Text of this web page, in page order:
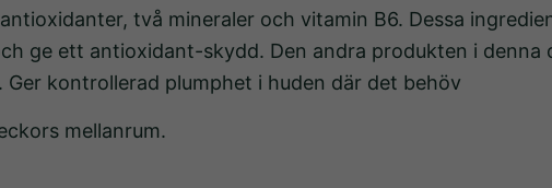
två mineraler och vitamin B6. Dessa
ge ett antioxidant-skydd. Den andra produkten i denna
kontrollerad plumphet i huden där det behöv
mellanrum.